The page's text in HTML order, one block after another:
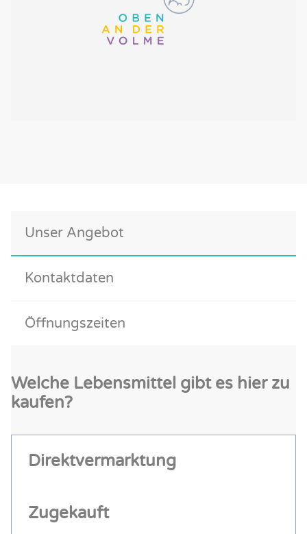
Unser Angebot
Kontaktdaten
Öffnungszeiten
Welche Lebensmittel gibt es hier zu
kaufen?
Direktvermarktung
Zugekauft